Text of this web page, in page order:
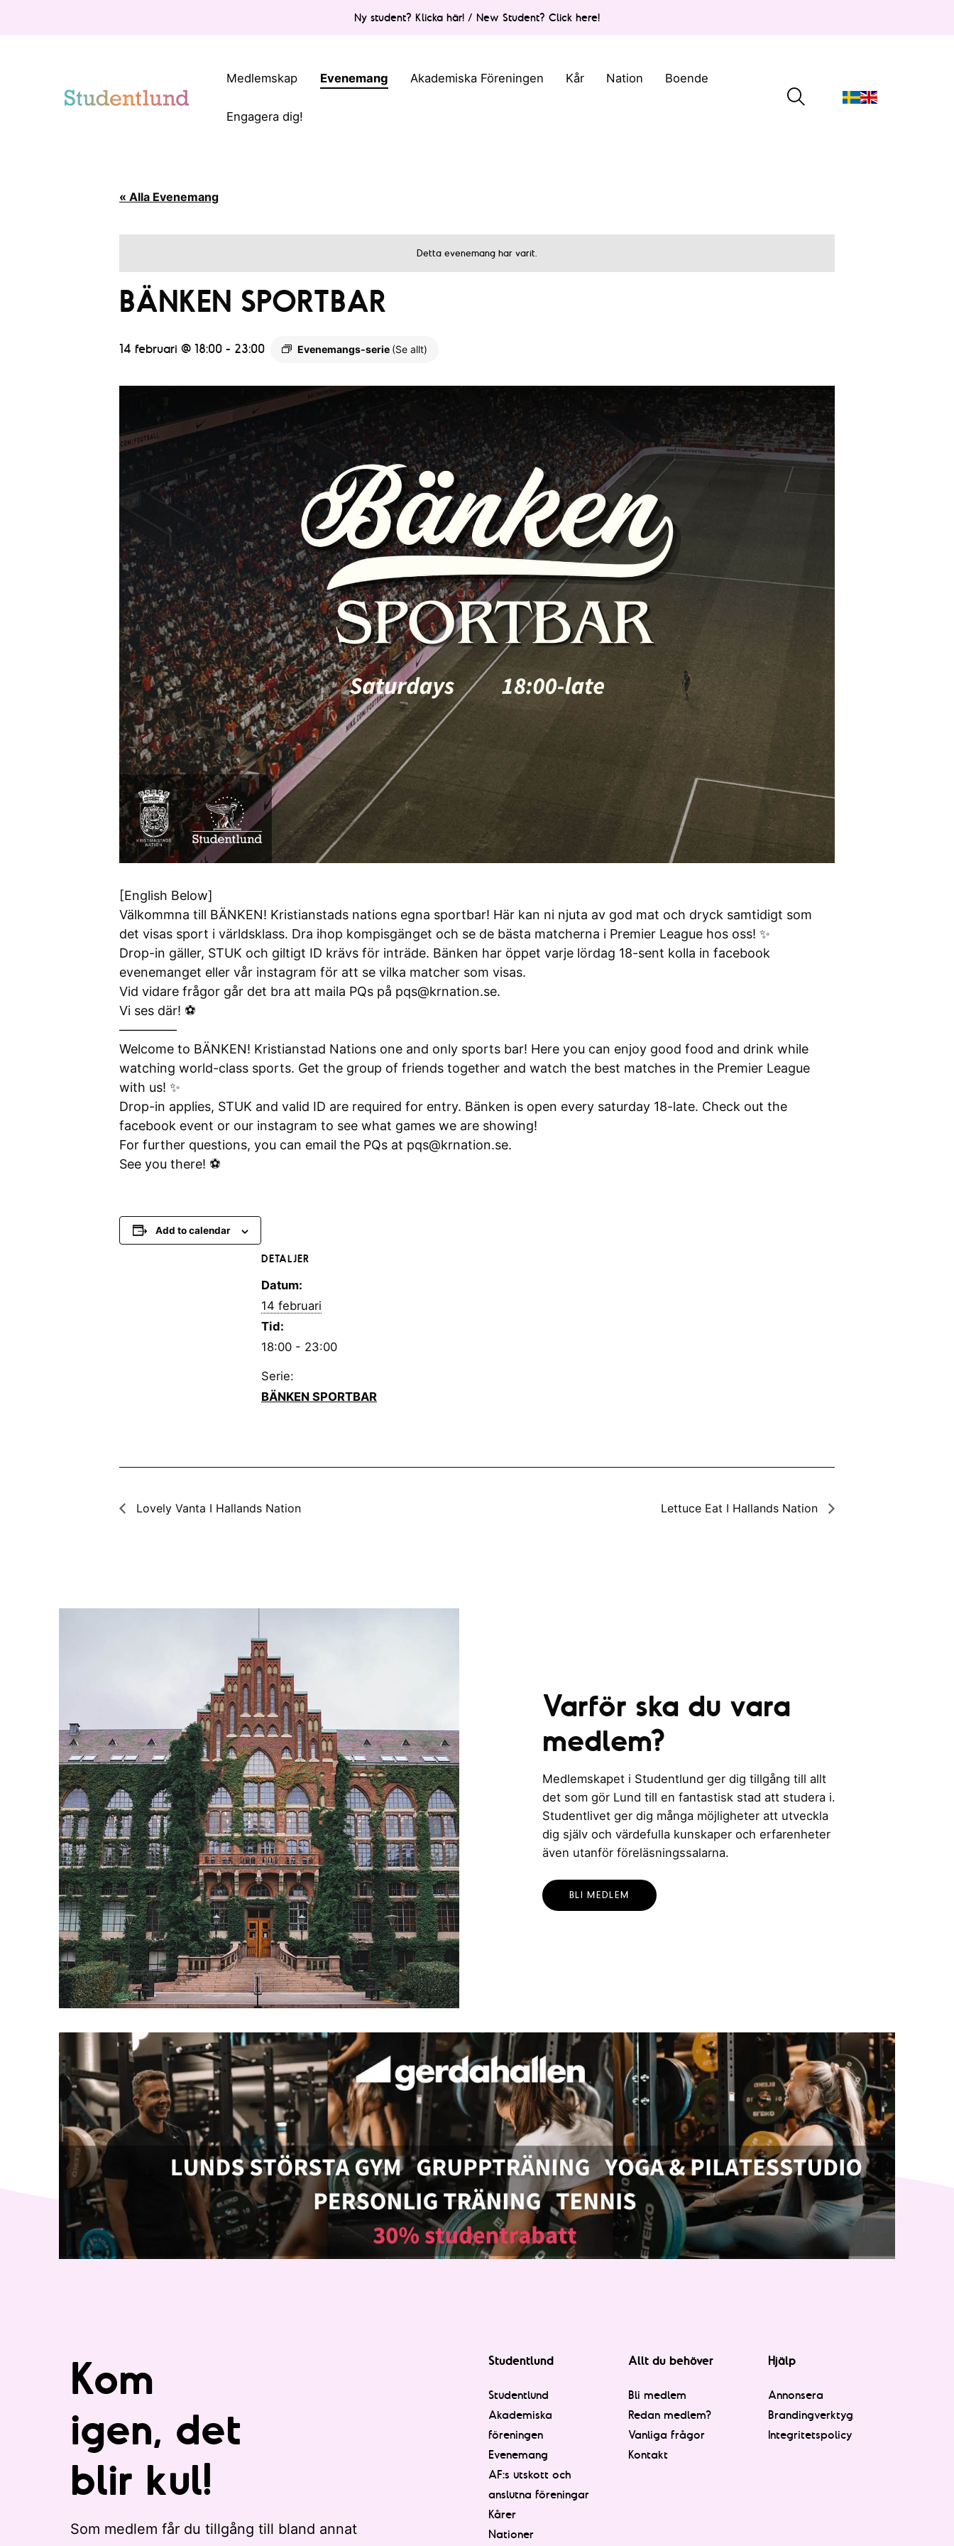
Ny student? Klicka här! / New Student? Click here!
Medlemskap Evenemang Akademiska Föreningen Kår Nation Boende
Engagera dig!
« Alla Evenemang
Detta evenemang har varit.
BÄNKEN SPORTBAR
14 februari @ 18:00 - 23:00 Evenemangs-serie (Se allt)
[English Below]
Välkommna till BÄNKEN! Kristianstads nations egna sportbar! Här kan ni njuta av god mat och dryck samtidigt som
det visas sport i världsklass. Dra ihop kompisgänget och se de bästa matcherna i Premier League hos oss! ✨
Drop-in gäller, STUK och giltigt ID krävs för inträde. Bänken har öppet varje lördag 18-sent kolla in facebook
evenemanget eller vår instagram för att se vilka matcher som visas.
Vid vidare frågor går det bra att maila PQs på pqs@krnation.se.
Vi ses där! ⚽️
————–
Welcome to BÄNKEN! Kristianstad Nations one and only sports bar! Here you can enjoy good food and drink while
watching world-class sports. Get the group of friends together and watch the best matches in the Premier League
with us! ✨
Drop-in applies, STUK and valid ID are required for entry. Bänken is open every saturday 18-late. Check out the
facebook event or our instagram to see what games we are showing!
For further questions, you can email the PQs at pqs@krnation.se.
See you there! ⚽️
Add to calendar
DETALJER
Datum:
14 februari
Tid:
18:00 - 23:00
Serie:
BÄNKEN SPORTBAR
Lovely Vanta I Hallands Nation Lettuce Eat I Hallands Nation
Varför ska du vara
medlem?
Medlemskapet i Studentlund ger dig tillgång till allt
det som gör Lund till en fantastisk stad att studera i.
Studentlivet ger dig många möjligheter att utveckla
dig själv och värdefulla kunskaper och erfarenheter
även utanför föreläsningssalarna.
BLI MEDLEM
Kom
igen, det
blir kul!
Som medlem får du tillgång till bland annat
Studentlund
Studentlund
Akademiska
föreningen
Evenemang
AF:s utskott och
anslutna föreningar
Kårer
Nationer
Allt du behöver
Bli medlem
Redan medlem?
Vanliga frågor
Kontakt
Hjälp
Annonsera
Brandingverktyg
Integritetspolicy